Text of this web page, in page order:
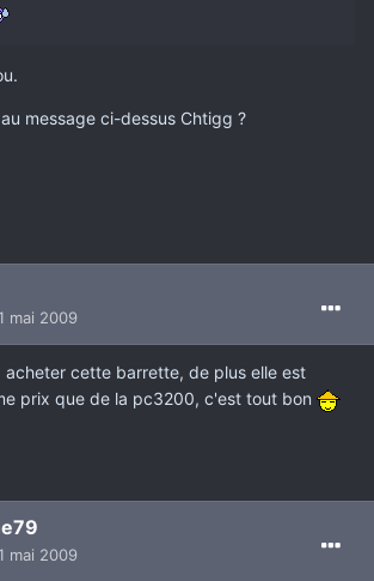
message ci-dessus Chtigg ?
mai 2009
cette barrette, de plus elle est
prix que de la pc3200, c'est tout bon
mai 2009